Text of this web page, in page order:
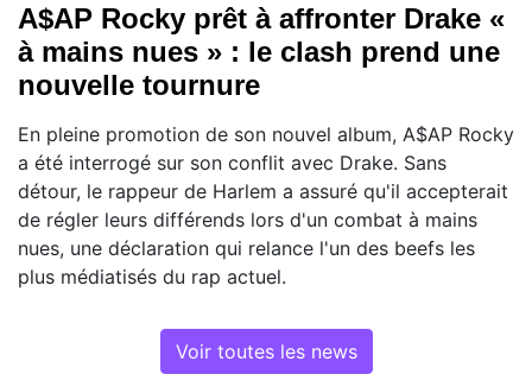
A$AP Rocky prêt à affronter Drake «
à mains nues » : le clash prend une
nouvelle tournure
En pleine promotion de son nouvel album, A$AP Rocky
a été interrogé sur son conflit avec Drake. Sans
détour, le rappeur de Harlem a assuré qu'il accepterait
de régler leurs différends lors d'un combat à mains
nues, une déclaration qui relance l'un des beefs les
plus médiatisés du rap actuel.
Voir toutes les news